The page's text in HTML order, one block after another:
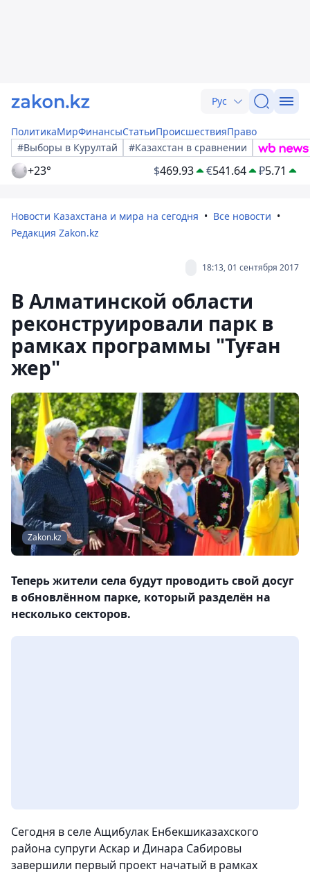
Рус
ПолитикаМирФинансыСтатьиПроисшествияПраво
#Выборы в Курултай
#Казахстан в сравнении
+23° $469.93 €541.64 ₽5.71
Новости Казахстана и мира на сегодня
Все новости
Редакция Zakon.kz
18:13, 01 сентября 2017
В Алматинской области
реконструировали парк в
рамках программы "Туған
жер"
Zakon.kz
Теперь жители села будут проводить свой досуг
в обновлённом парке, который разделён на
несколько секторов.
Сегодня в селе Ащибулак Енбекшиказахского
района супруги Аскар и Динара Сабировы
завершили первый проект начатый в рамках